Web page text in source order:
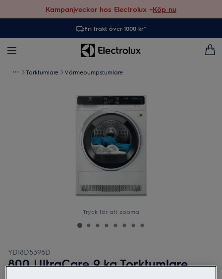
Kampanjveckor hos Electrolux –Köp nu
Fri frakt över 1000 kr*
Torktumlare Värmepumpstumlare
Tryck för att zooma
YDI8D5396D
800 UltraCare 9 kg Torktumlare